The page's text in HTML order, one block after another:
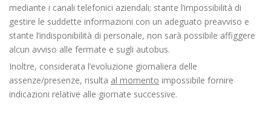
mediante i canali telefonici aziendali; stante l’impossibilità di
gestire le suddette informazioni con un adeguato preavviso e
stante l’indisponibilità di personale, non sarà possibile affiggere
alcun avviso alle fermate e sugli autobus.
Inoltre, considerata l’evoluzione giornaliera delle
assenze/presenze, risulta al momento impossibile fornire
indicazioni relative alle giornate successive.